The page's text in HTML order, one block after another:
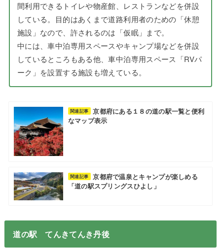
間利用できるトイレや物産館、レストランなどを併設
している。目的はあくまで道路利用者のための「休憩
施設」なので、許されるのは「仮眠」まで。
中には、車中泊専用スペースやキャンプ場などを併設
しているところもある他、車中泊専用スペース「RVパ
ーク」を設置する施設も増えている。
関連記事
京都府にある１８の道の駅一覧と便利
なマップ表示
関連記事
京都府で温泉とキャンプが楽しめる
「道の駅スプリングスひよし」
道の駅 てんきてんき丹後